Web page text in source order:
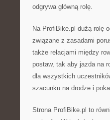
odgrywa główną rolę.
Na ProfiBike.pl dużą rolę
związane z zasadami
także relacjami między
postaw, tak aby jazda na
dla wszystkich
szacunku na drodze i
Strona ProfiBike.pl to